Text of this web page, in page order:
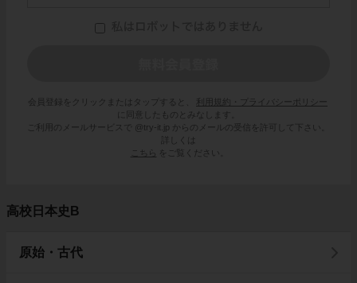
会員登録をクリックまたはタップすると、
利用規約・プライバシーポリシー
に同意したものとみなします。
ご利用のメールサービスで @try-it.jp からのメールの受信を許可して下さい。
詳しくは
こちら
をご覧ください。
高校日本史B
原始・古代